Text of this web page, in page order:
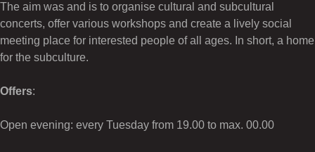
The aim was and is to organise cultural and subcultural
concerts, offer various workshops and create a lively social
meeting place for interested people of all ages. In short, a home
for the subculture.
Offers:
Open evening: every Tuesday from 19.00 to max. 00.00